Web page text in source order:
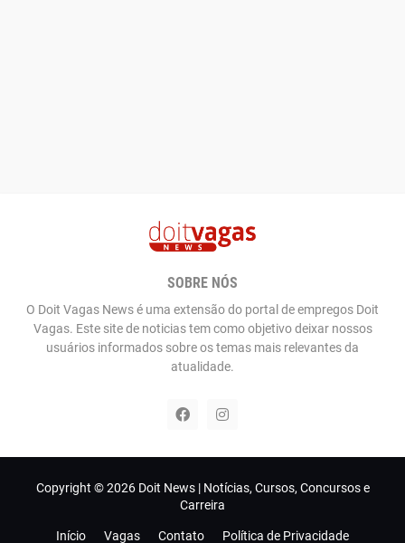
SOBRE NÓS
O Doit Vagas News é uma extensão do portal de empregos Doit
Vagas. Este site de noticias tem como objetivo deixar nossos
usuários informados sobre os temas mais relevantes da
atualidade.
Copyright ©2026 Doit News | Notícias, Cursos, Concursos e
Carreira
Início Vagas Contato Política de Privacidade